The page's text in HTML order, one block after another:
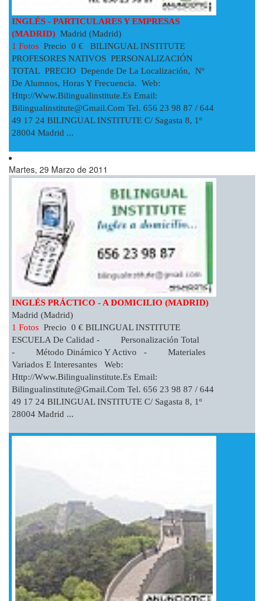
INGLÉS - PARTICULARES Y EMPRESAS
(MADRID) Madrid (Madrid)
1 Fotos Precio 0 € BILINGUAL INSTITUTE
PROFESORES NATIVOS PERSONALIZACIÓN
TOTAL PRECIO Depende De La Localización, Nº
De Alumnos, Horas Y Frecuencia. Web:
Http://www.bilingualinstitute.es Email:
Bilingualinstitute@gmail.com Tel. 656 23 98 87 / 644
49 17 24 BILINGUAL INSTITUTE C/ Sagasta 8, 1º
28004 Madrid ...
Martes, 29 Marzo de 2011
INGLÉS PRÁCTICO - A DOMICILIO (MADRID)
Madrid (Madrid)
1 Fotos Precio 0 € BILINGUAL INSTITUTE
ESCUELA De Calidad - Personalización Total
- Método Dinámico Y Activo - Materiales
Variados E Interesantes Web:
Http://www.bilingualinstitute.es Email:
Bilingualinstitute@gmail.com Tel. 656 23 98 87 / 644
49 17 24 BILINGUAL INSTITUTE C/ Sagasta 8, 1º
28004 Madrid ...